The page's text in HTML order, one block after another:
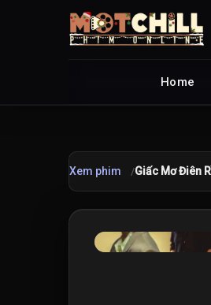
Home
Xem phim Giấc Mơ Điên
10.0 /10